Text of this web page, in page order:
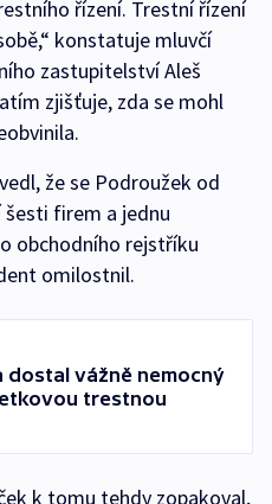
řízení. Trestní řízení
konstatuje mluvčí
zastupitelství Aleš
zjišťuje, zda se mohl
že se Podroužek od
firem a jednu
obchodního rejstříku
omilostnil.
dostal vážně nemocný
trestnou
k tomu tehdy zopakoval,